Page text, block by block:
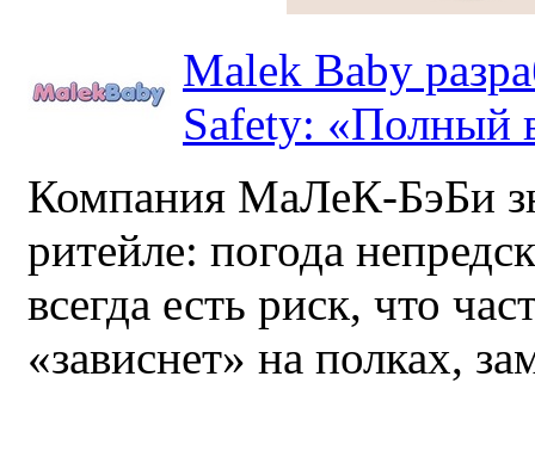
Malek Baby
Safety: «Полный
Компания МаЛеК-БэБи
ритейле: погода
всегда есть риск, что
«зависнет» на полках,